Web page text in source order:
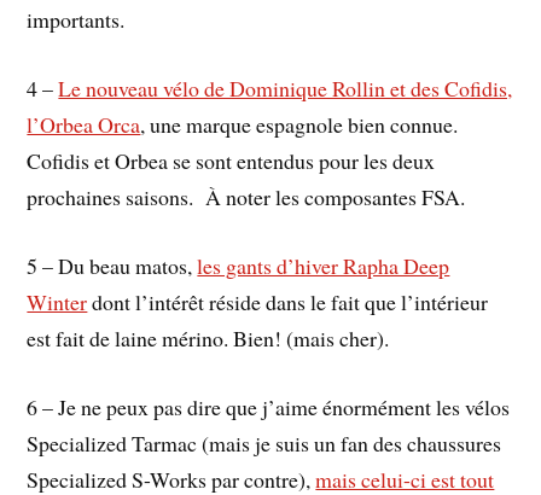
importants.
4 –Le nouveau vélo de Dominique Rollin et des Cofidis,
l’Orbea Orca, une marque espagnole bien connue.
Cofidis et Orbea se sont entendus pour les deux
prochaines saisons. À noter les composantes FSA.
5 – Du beau matos,les gants d’hiver Rapha Deep
Winterdont l’intérêt réside dans le fait que l’intérieur
est fait de laine mérino. Bien! (mais cher).
6 – Je ne peux pas dire que j’aime énormément les vélos
Specialized Tarmac (mais je suis un fan des chaussures
Specialized S-Works par contre),mais celui-ci est tout